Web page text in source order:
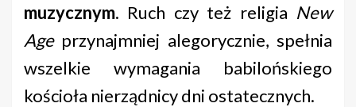
muzycznym. Ruch czy też religia New
Age przynajmniej alegorycznie, spełnia
wszelkie wymagania babilońskiego
kościoła nierządnicy dni ostatecznych.